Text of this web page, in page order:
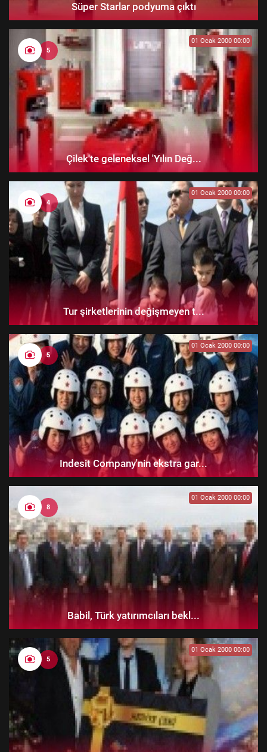
Süper Starlar podyuma çıktı
5
01 Ocak 2000 00:00
Çilek'te geleneksel 'Yılın Değ...
4
01 Ocak 2000 00:00
Tur şirketlerinin değişmeyen t...
5
01 Ocak 2000 00:00
Indesit Company'nin ekstra gar...
8
01 Ocak 2000 00:00
Babil, Türk yatırımcıları bekl...
5
01 Ocak 2000 00:00